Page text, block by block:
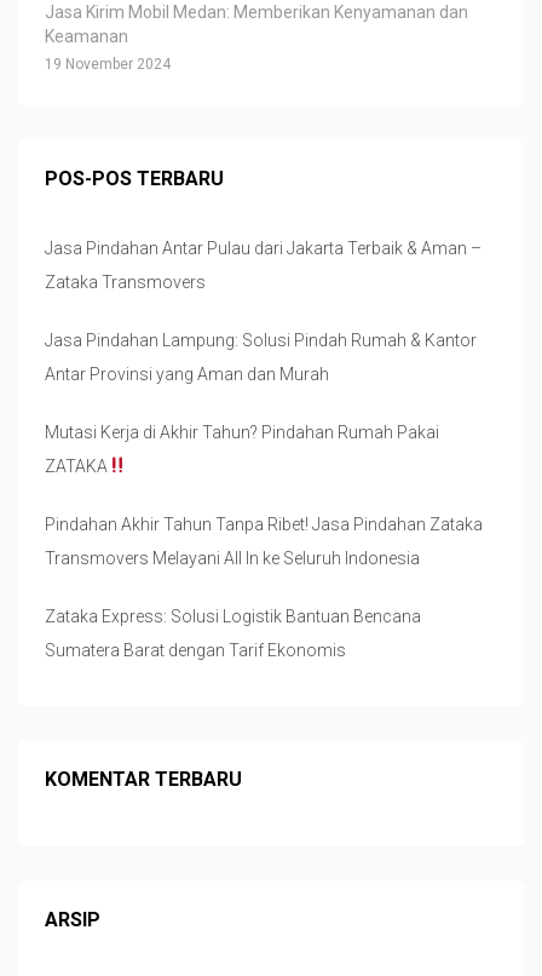
Jasa Kirim Mobil Medan: Memberikan Kenyamanan dan
Keamanan
19 November 2024
POS-POS TERBARU
Jasa Pindahan Antar Pulau dari Jakarta Terbaik & Aman –
Zataka Transmovers
Jasa Pindahan Lampung: Solusi Pindah Rumah & Kantor
Antar Provinsi yang Aman dan Murah
Mutasi Kerja di Akhir Tahun? Pindahan Rumah Pakai
ZATAKA
Pindahan Akhir Tahun Tanpa Ribet! Jasa Pindahan Zataka
Transmovers Melayani All In ke Seluruh Indonesia
Zataka Express: Solusi Logistik Bantuan Bencana
Sumatera Barat dengan Tarif Ekonomis
KOMENTAR TERBARU
ARSIP